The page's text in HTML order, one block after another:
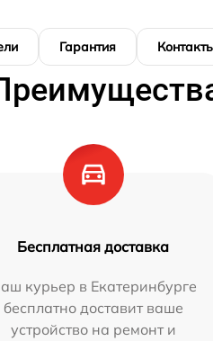
Гарантия
Бесплатная доставка
курьер в Екатеринбурге
бесплатно доставит ваше
устройство на ремонт и